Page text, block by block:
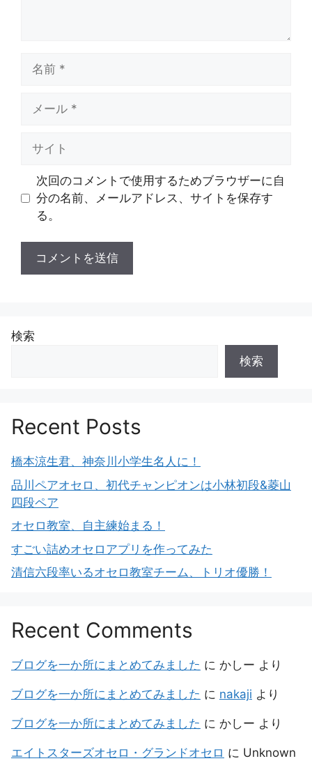
次回のコメントで使用するためブラウザーに自
分の名前、メールアドレス、サイトを保存す
る。
検索
検索
Recent Posts
橋本涼生君、神奈川小学生名人に！
品川ペアオセロ、初代チャンピオンは小林初段&菱山
四段ペア
オセロ教室、自主練始まる！
すごい詰めオセロアプリを作ってみた
清信六段率いるオセロ教室チーム、トリオ優勝！
Recent Comments
ブログを一か所にまとめてみました に かしー より
ブログを一か所にまとめてみました に nakaji より
ブログを一か所にまとめてみました に かしー より
エイトスターズオセロ・グランドオセロ に Unknown